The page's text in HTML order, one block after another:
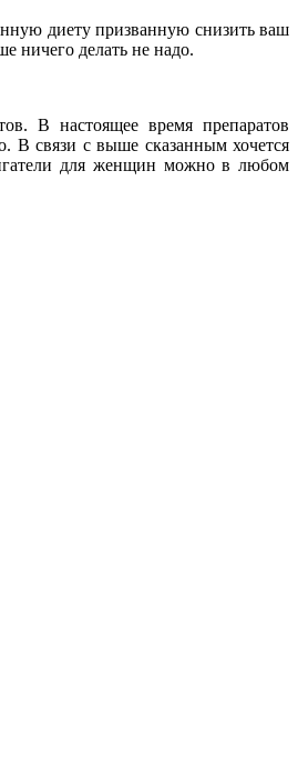
диету призванную снизить ваш
ничего делать не надо.
В настоящее время препаратов
связи с выше сказанным хочется
для женщин можно в любом